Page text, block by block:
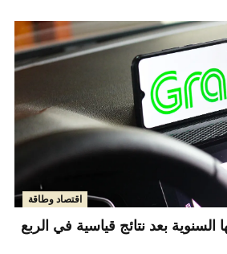
اقتصاد وطاقة
السنوية بعد نتائج قياسية في الربع